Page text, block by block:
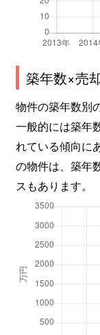
築年数×売
物件の築年数別
一般的には築年
れている傾向に
の物件は、築年
スもあります。